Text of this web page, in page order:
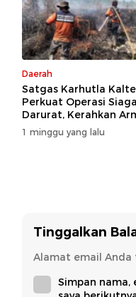
Daerah
Satgas Karhutla
Perkuat Operasi Siaga
Darurat, Kerahkan
Udara dan Darat
1 minggu yang lalu
Tinggalkan
Alamat email Anda
Simpan nama,